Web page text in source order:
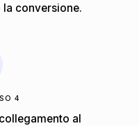
conversione.
4
al